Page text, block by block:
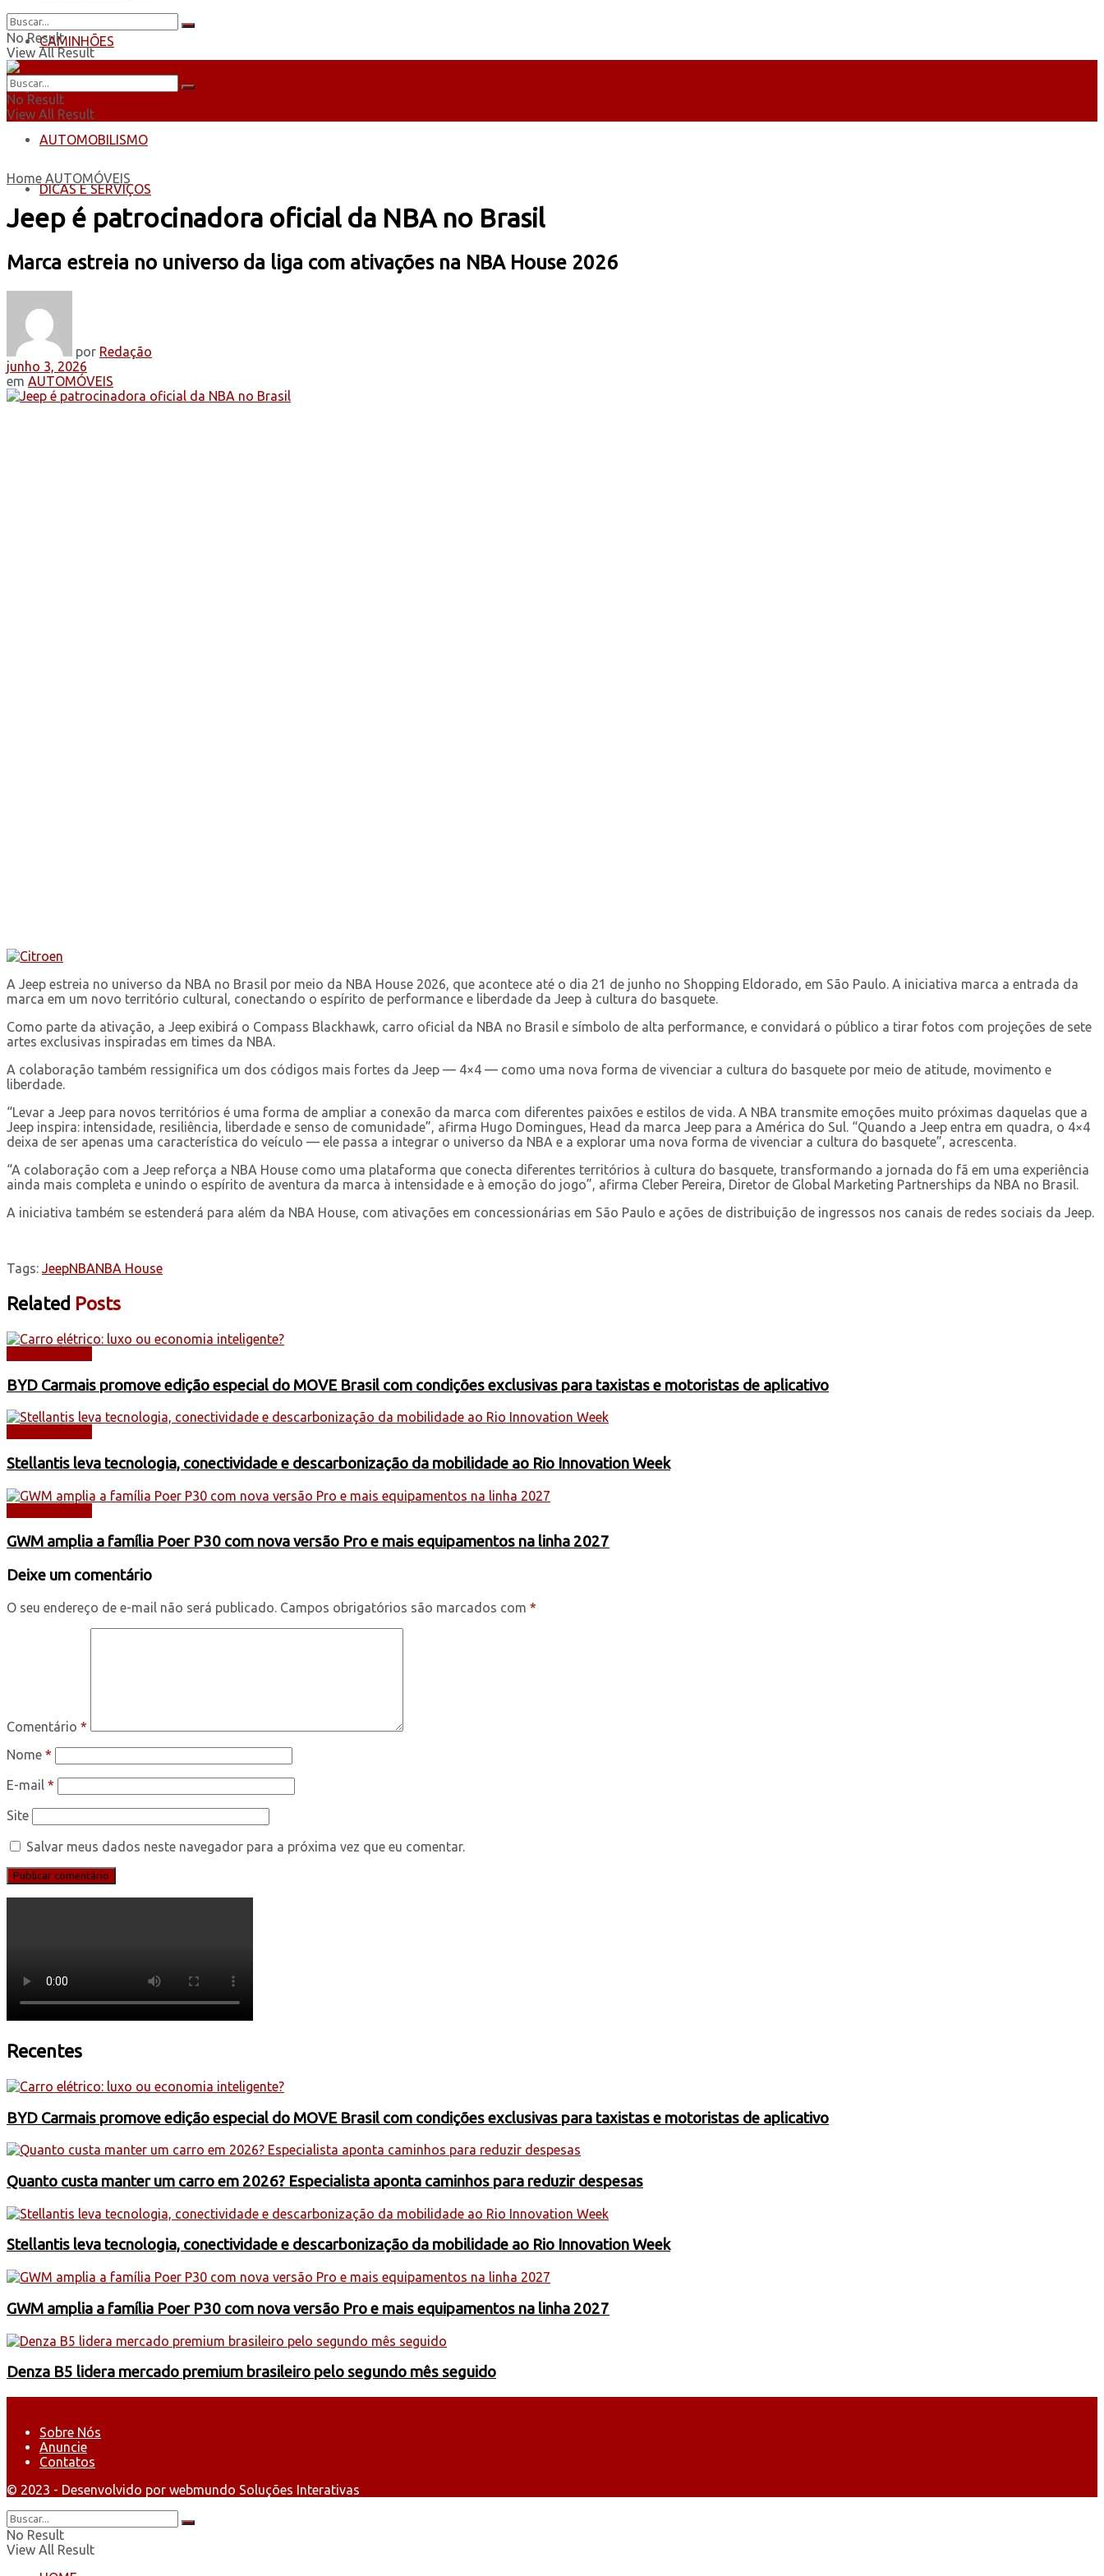
CAMINHÕES
ÔNIBUS
AUTOMOBILISMO
DICAS E SERVIÇOS
No Result
View All Result
No Result
View All Result
Home AUTOMÓVEIS
Jeep é patrocinadora oficial da NBA no Brasil
Marca estreia no universo da liga com ativações na NBA House 2026
por Redação
junho 3, 2026
em AUTOMÓVEIS
A Jeep estreia no universo da NBA no Brasil por meio da NBA House 2026, que acontece até o dia 21 de junho no Shopping Eldorado, em São Paulo. A iniciativa marca a entrada da
marca em um novo território cultural, conectando o espírito de performance e liberdade da Jeep à cultura do basquete.
Como parte da ativação, a Jeep exibirá o Compass Blackhawk, carro oficial da NBA no Brasil e símbolo de alta performance, e convidará o público a tirar fotos com projeções de sete
artes exclusivas inspiradas em times da NBA.
A colaboração também ressignifica um dos códigos mais fortes da Jeep — 4×4 — como uma nova forma de vivenciar a cultura do basquete por meio de atitude, movimento e
liberdade.
“Levar a Jeep para novos territórios é uma forma de ampliar a conexão da marca com diferentes paixões e estilos de vida. A NBA transmite emoções muito próximas daquelas que a
Jeep inspira: intensidade, resiliência, liberdade e senso de comunidade”, afirma Hugo Domingues, Head da marca Jeep para a América do Sul. “Quando a Jeep entra em quadra, o 4×4
deixa de ser apenas uma característica do veículo — ele passa a integrar o universo da NBA e a explorar uma nova forma de vivenciar a cultura do basquete”, acrescenta.
“A colaboração com a Jeep reforça a NBA House como uma plataforma que conecta diferentes territórios à cultura do basquete, transformando a jornada do fã em uma experiência
ainda mais completa e unindo o espírito de aventura da marca à intensidade e à emoção do jogo”, afirma Cleber Pereira, Diretor de Global Marketing Partnerships da NBA no Brasil.
A iniciativa também se estenderá para além da NBA House, com ativações em concessionárias em São Paulo e ações de distribuição de ingressos nos canais de redes sociais da Jeep.
Tags: JeepNBANBA House
Related Posts
BYD Carmais promove edição especial do MOVE Brasil com condições exclusivas para taxistas e motoristas de aplicativo
Stellantis leva tecnologia, conectividade e descarbonização da mobilidade ao Rio Innovation Week
GWM amplia a família Poer P30 com nova versão Pro e mais equipamentos na linha 2027
Deixe um comentário
O seu endereço de e-mail não será publicado. Campos obrigatórios são marcados com *
Comentário *
Nome *
E-mail *
Site
Salvar meus dados neste navegador para a próxima vez que eu comentar.
Recentes
BYD Carmais promove edição especial do MOVE Brasil com condições exclusivas para taxistas e motoristas de aplicativo
Quanto custa manter um carro em 2026? Especialista aponta caminhos para reduzir despesas
Stellantis leva tecnologia, conectividade e descarbonização da mobilidade ao Rio Innovation Week
GWM amplia a família Poer P30 com nova versão Pro e mais equipamentos na linha 2027
Denza B5 lidera mercado premium brasileiro pelo segundo mês seguido
Sobre Nós
Anuncie
Contatos
© 2023 - Desenvolvido por webmundo Soluções Interativas
No Result
View All Result